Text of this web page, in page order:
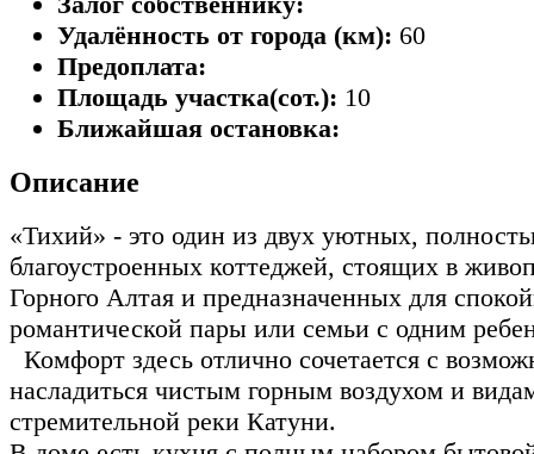
Удалённость от города (км): 60
Предоплата:
Площадь участка(сот.): 10
Ближайшая остановка:
Описание
«Тихий» - это один из двух уютных,
благоустроенных коттеджей, стоящих в
Горного Алтая и предназначенных для
романтической пары или семьи с одним
Комфорт здесь отлично сочетается с
насладиться чистым горным воздухом и
стремительной реки Катуни.